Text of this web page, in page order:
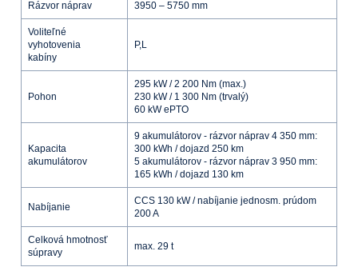
Rázvor náprav 3950 – 5750 mm
Voliteľné
vyhotovenia
kabíny
P,L
Pohon
295 kW / 2 200 Nm (max.)
230 kW / 1 300 Nm (trvalý)
60 kW ePTO
Kapacita
akumulátorov
9 akumulátorov - rázvor náprav 4 350 mm:
300 kWh / dojazd 250 km
5 akumulátorov - rázvor náprav 3 950 mm:
165 kWh / dojazd 130 km
Nabíjanie
CCS 130 kW / nabíjanie jednosm. prúdom
200 A
Celková hmotnosť
súpravy
max. 29 t